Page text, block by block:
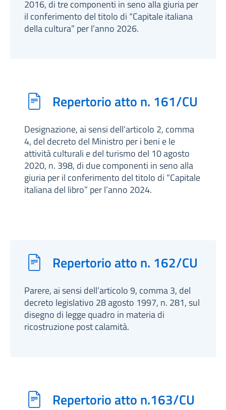
2016, di tre componenti in seno alla giuria per
il conferimento del titolo di “Capitale italiana
della cultura” per l’anno 2026.
Repertorio atto n. 161/CU
Designazione, ai sensi dell’articolo 2, comma
4, del decreto del Ministro per i beni e le
attività culturali e del turismo del 10 agosto
2020, n. 398, di due componenti in seno alla
giuria per il conferimento del titolo di “Capitale
italiana del libro” per l’anno 2024.
Repertorio atto n. 162/CU
Parere, ai sensi dell’articolo 9, comma 3, del
decreto legislativo 28 agosto 1997, n. 281, sul
disegno di legge quadro in materia di
ricostruzione post calamità.
Repertorio atto n.163/CU